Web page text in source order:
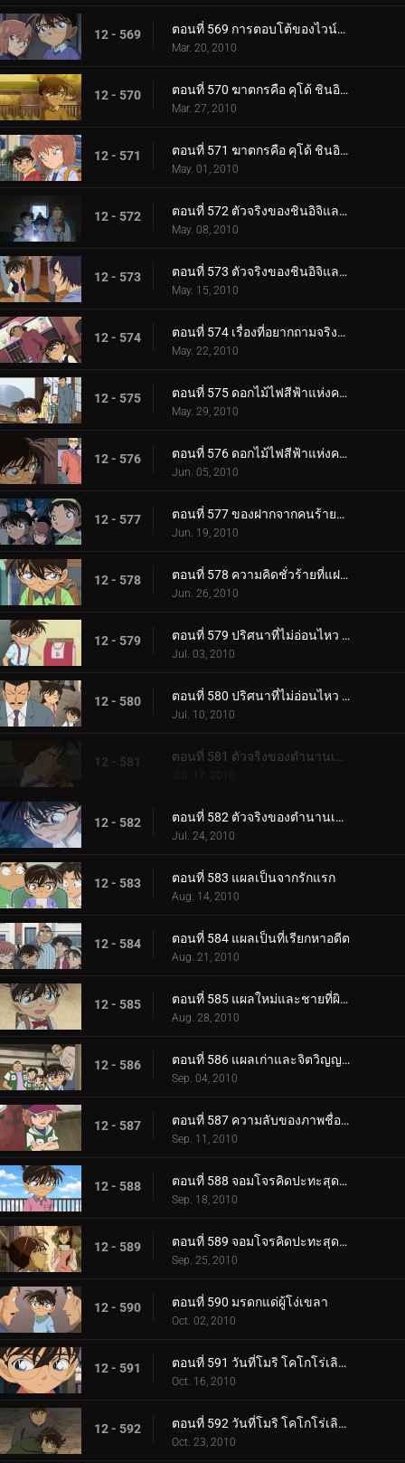
12 - 569 ตอนที่ 569 การตอบโต้ของไวน์แดง
Mar. 20, 2010
12 - 570 ตอนที่ 570 ฆาตกรคือ คุโด้ ชินอิจิ (ตอนพิเศษ 1)
Mar. 27, 2010
12 - 571 ตอนที่ 571 ฆาตกรคือ คุโด้ ชินอิจิ (ตอนพิเศษ 2)
May. 01, 2010
12 - 572 ตอนที่ 572 ตัวจริงของชินอิจิและน้ำตาของรัน (ตอนพิเศษ 1)
May. 08, 2010
12 - 573 ตอนที่ 573 ตัวจริงของชินอิจิและน้ำตาของรัน (ตอนพิเศษ 2)
May. 15, 2010
12 - 574 ตอนที่ 574 เรื่องที่อยากถามจริงจริง
May. 22, 2010
12 - 575 ตอนที่ 575 ดอกไม้ไฟสีฟ้าแห่งความแค้น (ตอน 1)
May. 29, 2010
12 - 576 ตอนที่ 576 ดอกไม้ไฟสีฟ้าแห่งความแค้น (ตอน 2)
Jun. 05, 2010
12 - 577 ตอนที่ 577 ของฝากจากคนร้ายตัวจริง
Jun. 19, 2010
12 - 578 ตอนที่ 578 ความคิดชั่วร้ายที่แฝงอยู่ในละครหน้ากาก
Jun. 26, 2010
12 - 579 ตอนที่ 579 ปริศนาที่ไม่อ่อนไหว (ตอน 1)
Jul. 03, 2010
12 - 580 ตอนที่ 580 ปริศนาที่ไม่อ่อนไหว (ตอน 2)
Jul. 10, 2010
12 - 581 ตอนที่ 581 ตัวจริงของตำนานเมือง (ตอน 1)
Jul. 17, 2010
12 - 582 ตอนที่ 582 ตัวจริงของตำนานเมือง (ตอน 2)
Jul. 24, 2010
12 - 583 ตอนที่ 583 แผลเป็นจากรักแรก
Aug. 14, 2010
12 - 584 ตอนที่ 584 แผลเป็นที่เรียกหาอดีต
Aug. 21, 2010
12 - 585 ตอนที่ 585 แผลใหม่และชายที่ผิวปาก
Aug. 28, 2010
12 - 586 ตอนที่ 586 แผลเก่าและจิตวิญญาณของตำรวจ
Sep. 04, 2010
12 - 587 ตอนที่ 587 ความลับของภาพชื่อดังที่หายไป
Sep. 11, 2010
12 - 588 ตอนที่ 588 จอมโจรคิดปะทะสุดยอดตู้เซฟ (ตอน 1)
Sep. 18, 2010
12 - 589 ตอนที่ 589 จอมโจรคิดปะทะสุดยอดตู้เซฟ (ตอน 2)
Sep. 25, 2010
12 - 590 ตอนที่ 590 มรดกแด่ผู้โง่เขลา
Oct. 02, 2010
12 - 591 ตอนที่ 591 วันที่โมริ โคโกโร่เลิกเป็นนักสืบ (ตอน 1)
Oct. 16, 2010
12 - 592 ตอนที่ 592 วันที่โมริ โคโกโร่เลิกเป็นนักสืบ (ตอน 2)
Oct. 23, 2010